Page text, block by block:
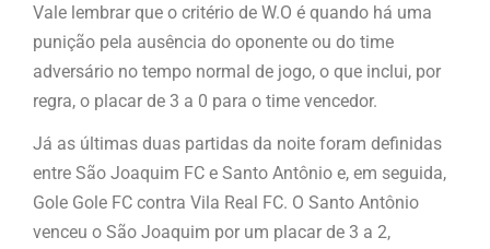
Vale lembrar que o critério de W.O é quando há uma
punição pela ausência do oponente ou do time
adversário no tempo normal de jogo, o que inclui, por
regra, o placar de 3 a 0 para o time vencedor.
Já as últimas duas partidas da noite foram definidas
entre São Joaquim FC e Santo Antônio e, em seguida,
Gole Gole FC contra Vila Real FC. O Santo Antônio
venceu o São Joaquim por um placar de 3 a 2,